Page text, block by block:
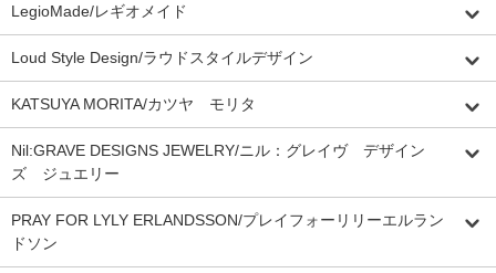
LegioMade/レギオメイド
Loud Style Design/ラウドスタイルデザイン
KATSUYA MORITA/カツヤ モリタ
Nil:GRAVE DESIGNS JEWELRY/ニル：グレイヴ デザイン
ズ ジュエリー
PRAY FOR LYLY ERLANDSSON/プレイフォーリリーエルラン
ドソン